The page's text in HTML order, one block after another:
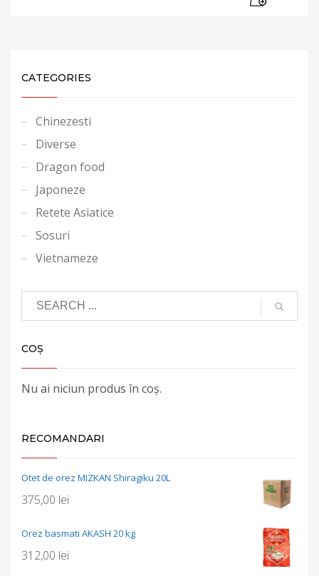
CATEGORIES
Chinezesti
Diverse
Dragon food
Japoneze
Retete Asiatice
Sosuri
Vietnameze
COȘ
Nu ai niciun produs în coș.
RECOMANDARI
Otet de orez MIZKAN Shiragiku 20L
375,00 lei
Orez basmati AKASH 20 kg
312,00 lei